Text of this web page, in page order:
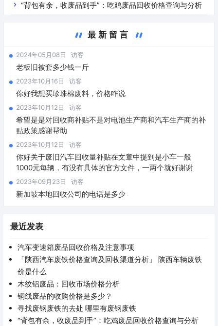
“背包有余，收废品到手”：吃鸡废品回收价格查询与分析
最新留言
2024年05月08日 访客
老板旧被套多少钱一斤
2023年10月16日 访客
你好我想买珍珠棉废料，价格咋说
2023年10月12日 访客
希望是是对回收商补贴不是对电池生产商和汽车生产商的补
贴政策感谢帮助
2023年10月12日 访客
你好关于废旧汽车回收量补贴在文章中提到是小车一般
1000元每辆，有没有具体的官方文件，一两个就好谢谢
2023年09月23日 访客
新加坡本地回收公司的电话是多少
最近发表
汽车变速箱废品回收价格及注意事项
「陕西汽车废铁价格查询及回收渠道分析」 陕西车辆废铁
价是什么
木纹铝废品：回收市场价格分析
铜线废品的收购价格是多少？
寻找废钢废铁的去处 哪里有废钢废铁
“背包有余，收废品到手”：吃鸡废品回收价格查询与分析